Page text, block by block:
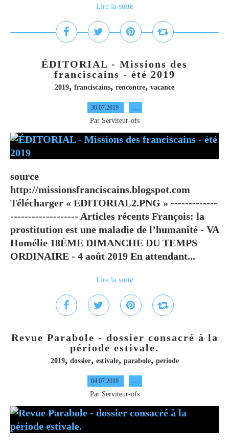
Lire la suite
ÉDITORIAL - Missions des
franciscains - été 2019
2019, franciscains, rencontre, vacance
30.07.2019 …
Par Serviteur-ofs
source
http://missionsfranciscains.blogspot.com
Télécharger « EDITORIAL2.PNG » -------------
------------------- Articles récents François: la
prostitution est une maladie de l’humanité - VA
Homélie 18ÈME DIMANCHE DU TEMPS
ORDINAIRE - 4 août 2019 En attendant...
Lire la suite
Revue Parabole - dossier consacré à la
période estivale.
2019, dossier, estivale, parabole, periode
04.07.2019 …
Par Serviteur-ofs